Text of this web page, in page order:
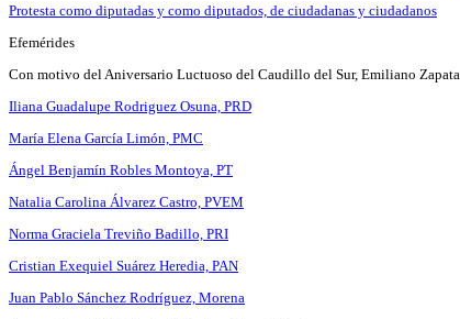
Protesta como diputadas y como diputados, de ciudadanas y ciudadanos
Efemérides
Con motivo del Aniversario Luctuoso del Caudillo del Sur, Emiliano Zapata
Iliana Guadalupe Rodriguez Osuna, PRD
María Elena García Limón, PMC
Ángel Benjamín Robles Montoya, PT
Natalia Carolina Álvarez Castro, PVEM
Norma Graciela Treviño Badillo, PRI
Cristian Exequiel Suárez Heredia, PAN
Juan Pablo Sánchez Rodríguez, Morena